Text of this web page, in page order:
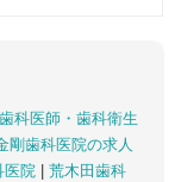
科医師・歯科衛生
剛歯科医院の求人
医院
荒木田歯科